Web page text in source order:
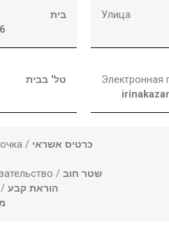
בית
Улица
טל' בבית Электронная
/ כרטיס אשראי
/ שטר חוב
/ הוראת קבע